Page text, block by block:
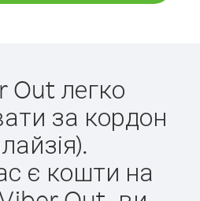
Out легко
за кордон
є кошти на